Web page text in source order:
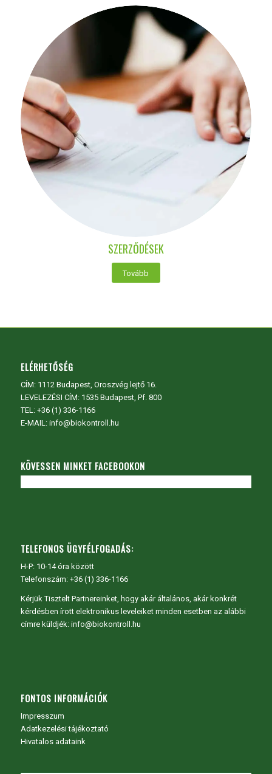
SZERZŐDÉSEK
Tovább
ELÉRHETŐSÉG
CÍM: 1112 Budapest, Oroszvég lejtő 16.
LEVELEZÉSI CÍM: 1535 Budapest, Pf. 800
TEL: +36 (1) 336-1166
E-MAIL: info@biokontroll.hu
KÖVESSEN MINKET FACEBOOKON
TELEFONOS ÜGYFÉLFOGADÁS:
H-P: 10-14 óra között
Telefonszám: +36 (1) 336-1166
Kérjük Tisztelt Partnereinket, hogy akár általános, akár konkrét
kérdésben írott elektronikus leveleiket minden esetben az alábbi
címre küldjék: info@biokontroll.hu
FONTOS INFORMÁCIÓK
Impresszum
Adatkezelési tájékoztató
Hivatalos adataink